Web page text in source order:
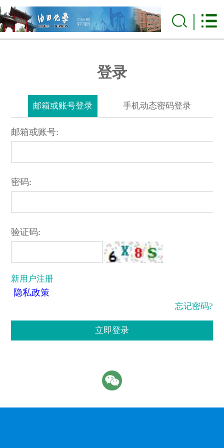
登录
邮箱或账号登录 手机动态密码登录
邮箱或账号:
密码:
验证码:
新用户注册
隐私政策
忘记密码?
立即登录